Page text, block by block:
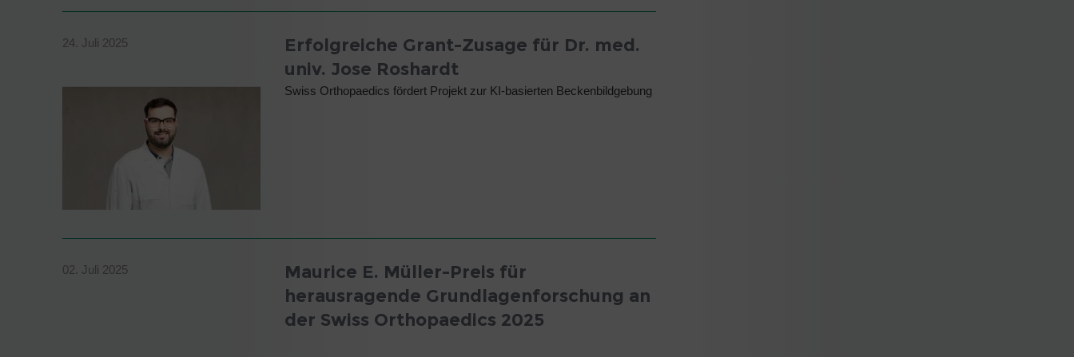
24. Juli 2025
Erfolgreiche Grant-Zusage für Dr. med.
univ. Jose Roshardt
Swiss Orthopaedics fördert Projekt zur KI-basierten Beckenbildgebung
02. Juli 2025
Maurice E. Müller-Preis für
herausragende Grundlagenforschung an
der Swiss Orthopaedics 2025